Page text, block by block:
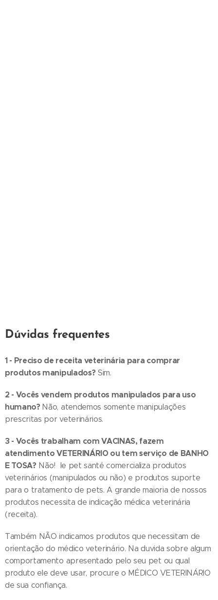
Dúvidas frequentes
1 - Preciso de receita veterinária para comprar
produtos manipulados?Sim.
2 - Vocês vendem produtos manipulados para uso
humano? Não, atendemos somente manipulações
prescritas por veterinários.
3 - Vocês trabalham com VACINAS, fazem
atendimento VETERINÁRIO ou tem serviço de BANHO
E TOSA?Não! le pet santé comercializa produtos
veterinários (manipulados ou não) e produtos suporte
para o tratamento de pets. A grande maioria de nossos
produtos necessita de indicação médica veterinária
(receita).
Também NÃO indicamos produtos que necessitam de
orientação do médico veterinário. Na duvida sobre algum
comportamento apresentado pelo seu pet ou qual
produto ele deve usar, procure o MÉDICO VETERINÁRIO
de sua confiança.